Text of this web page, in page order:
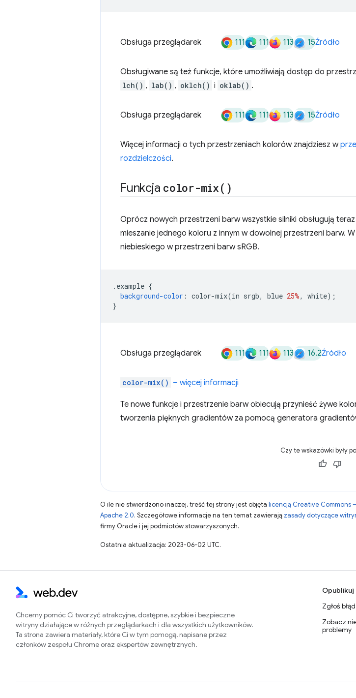
Obsługa przeglądarek 111 111 113 15Źródło
Obsługiwane są też funkcje, które umożliwiają dostęp do
lch() , lab() , oklch() i oklab() .
Obsługa przeglądarek 111 111 113 15Źródło
Więcej informacji o tych przestrzeniach kolorów znajdziesz w
rozdzielczości.
Funkcja color-mix( )
Oprócz nowych przestrzeni barw wszystkie silniki obsługują
mieszanie jednego koloru z innym w dowolnej przestrzeni barw.
niebieskiego w przestrzeni barw sRGB.
. example {
background-color : color-mix(in srgb, blue 25%, white);
}
Obsługa przeglądarek 111 111 113 16.2Źródło
color-mix() – więcej informacji
Te nowe funkcje i przestrzenie barw obiecują przynieść żywe
tworzenia pięknych gradientów za pomocą generatora
Czy te wskazówki były
O ile nie stwierdzono inaczej, treść tej strony jest objęta licencją Creative Commons
Apache 2.0. Szczegółowe informacje na ten temat zawierają zasady dotyczące
firmy Oracle i jej podmiotów stowarzyszonych.
Ostatnia aktualizacja: 2023-06-02 UTC.
Chcemy pomóc Ci tworzyć atrakcyjne, dostępne, szybkie i bezpieczne
witryny działające w różnych przeglądarkach i dla wszystkich użytkowników.
Ta strona zawiera materiały, które Ci w tym pomogą, napisane przez
członków zespołu Chrome oraz ekspertów zewnętrznych.
Opublikuj
Zgłoś błąd
Zobacz
problemy